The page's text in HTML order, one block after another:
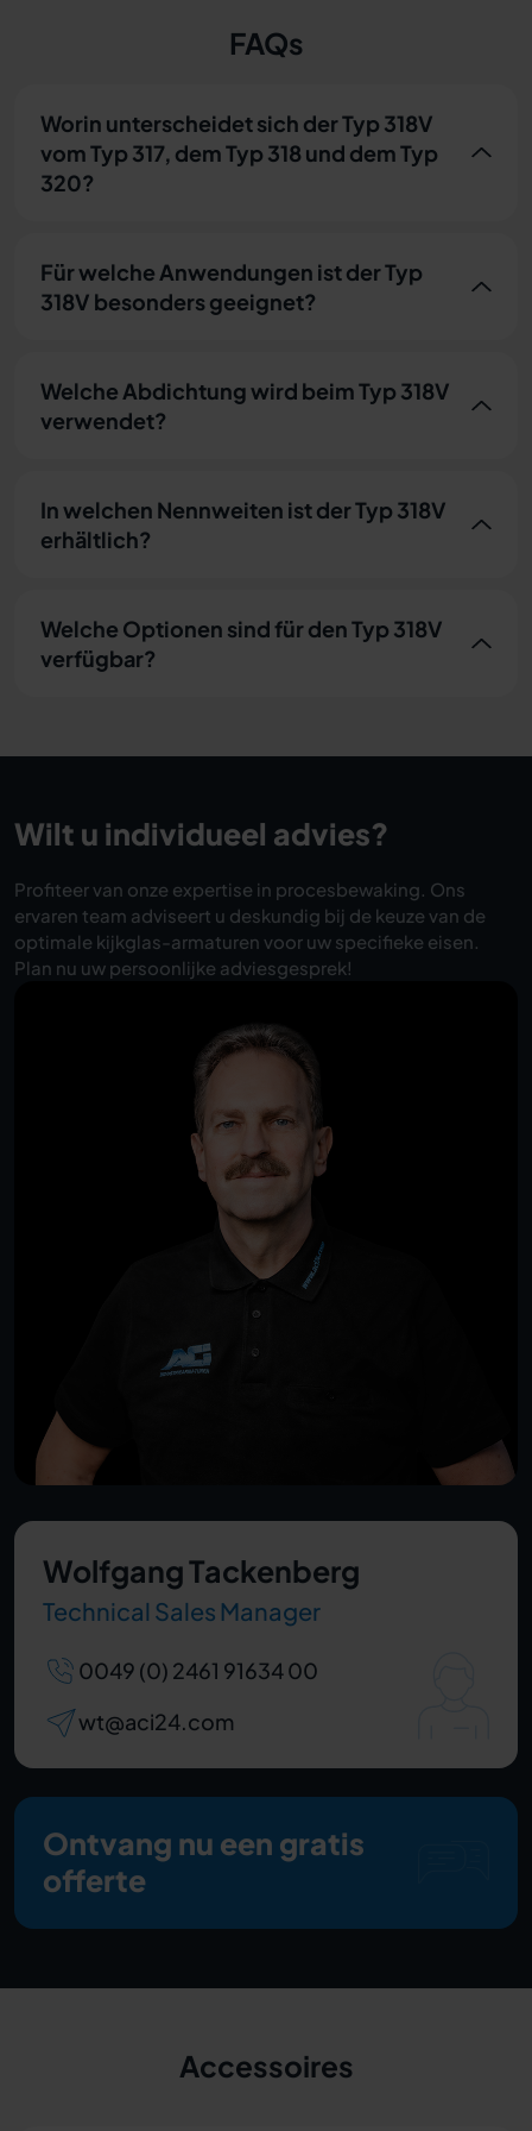
FAQs
Worin unterscheidet sich der Typ 318V
vom Typ 317, dem Typ 318 und dem Typ
320?
Für welche Anwendungen ist der Typ
318V besonders geeignet?
Welche Abdichtung wird beim Typ 318V
verwendet?
In welchen Nennweiten ist der Typ 318V
erhältlich?
Welche Optionen sind für den Typ 318V
verfügbar?
Wilt u individueel advies?
Profiteer van onze expertise in procesbewaking. Ons
ervaren team adviseert u deskundig bij de keuze van de
optimale kijkglas-armaturen voor uw specifieke eisen.
Plan nu uw persoonlijke adviesgesprek!
Wolfgang Tackenberg
Technical Sales Manager
0049 (0) 2461 91634 00
wt@aci24.com
Ontvang nu een gratis
offerte
Accessoires